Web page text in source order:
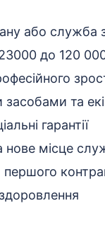
або служба
до 120
та
гарантії
нове місце